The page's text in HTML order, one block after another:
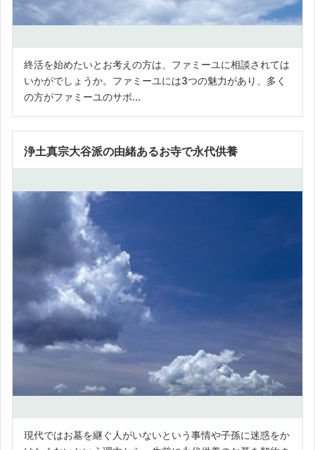
終活を始めたいとお考えの方は、ファミーユに相談されては
いかがでしょうか。ファミーユには3つの魅力があり、多く
の方がファミーユのサポ...
浄土真宗大谷派の由緒あるお寺で永代供養
現代ではお墓を継ぐ人がいないという事情や子孫に迷惑をか